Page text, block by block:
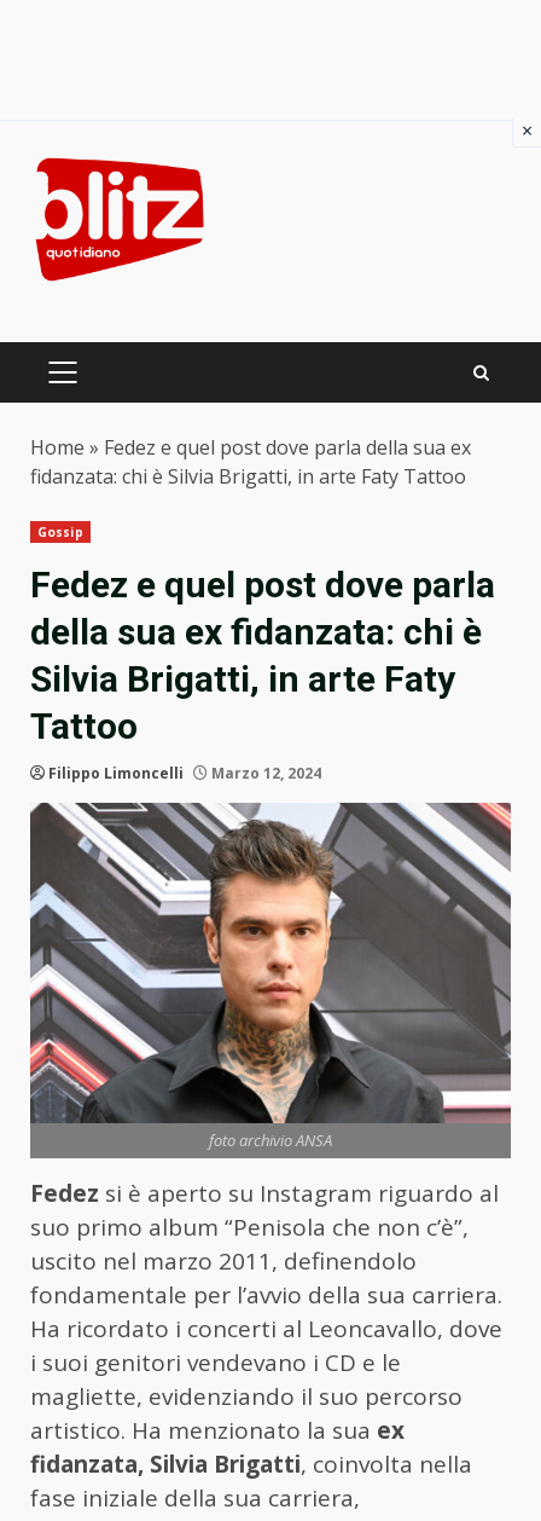
content
PRIMARY
Home » Fedez e quel post dove parla della sua ex
fidanzata: chi è Silvia Brigatti, in arte Faty Tattoo
Gossip
Fedez e quel post dove parla
della sua ex fidanzata: chi è
Silvia Brigatti, in arte Faty
Tattoo
Filippo Limoncelli Marzo 12, 2024
foto archivio ANSA
Fedez si è aperto su Instagram riguardo al
suo primo album “Penisola che non c’è”,
uscito nel marzo 2011, definendolo
fondamentale per l’avvio della sua carriera.
Ha ricordato i concerti al Leoncavallo, dove
i suoi genitori vendevano i CD e le
magliette, evidenziando il suo percorso
artistico. Ha menzionato la sua ex
fidanzata, Silvia Brigatti, coinvolta nella
fase iniziale della sua carriera,
×